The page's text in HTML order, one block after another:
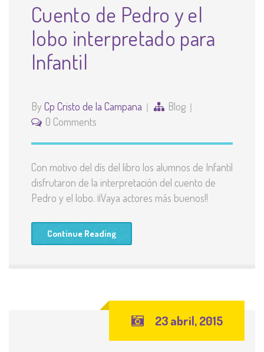
Cuento de Pedro y el
lobo interpretado para
Infantil
By Cp Cristo de la Campana
Blog
0 Comments
Con motivo del dís del libro los alumnos de Infantil
disfrutaron de la interpretación del cuento de
Pedro y el lobo. ¡¡Vaya actores más buenos!!
Continue Reading
23 abril, 2015